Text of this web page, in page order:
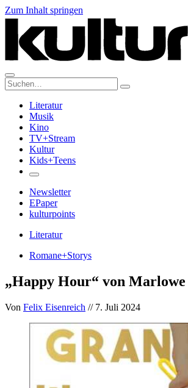
Zum Inhalt springen
Suche:
Literatur
Musik
Kino
TV+Stream
Kultur
Kids+Teens
Newsletter
EPaper
kulturpoints
Literatur
Romane+Storys
„Happy Hour“ von Marlowe
Von Felix Eisenreich // 7. Juli 2024